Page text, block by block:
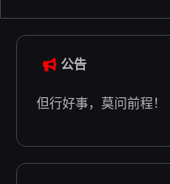
公告
但行好事，莫问前程！